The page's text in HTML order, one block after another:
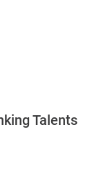
Talents